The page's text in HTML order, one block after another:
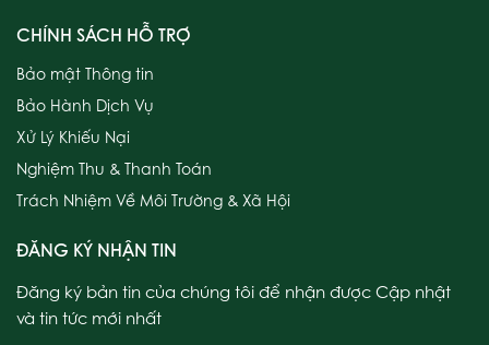
CHÍNH SÁCH HỖ TRỢ
Bảo mật Thông tin
Bảo Hành Dịch Vụ
Xử Lý Khiếu Nại
Nghiệm Thu & Thanh Toán
Trách Nhiệm Về Môi Trường & Xã Hội
ĐĂNG KÝ NHẬN TIN
Đăng ký bản tin của chúng tôi để nhận được Cập nhật
và tin tức mới nhất